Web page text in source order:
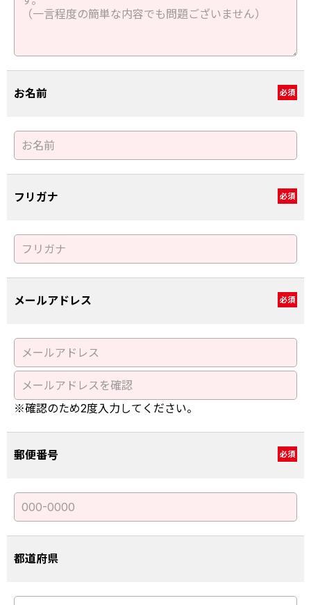
お名前 必須
フリガナ 必須
メールアドレス 必須
※確認のため2度入力してください。
郵便番号 必須
都道府県